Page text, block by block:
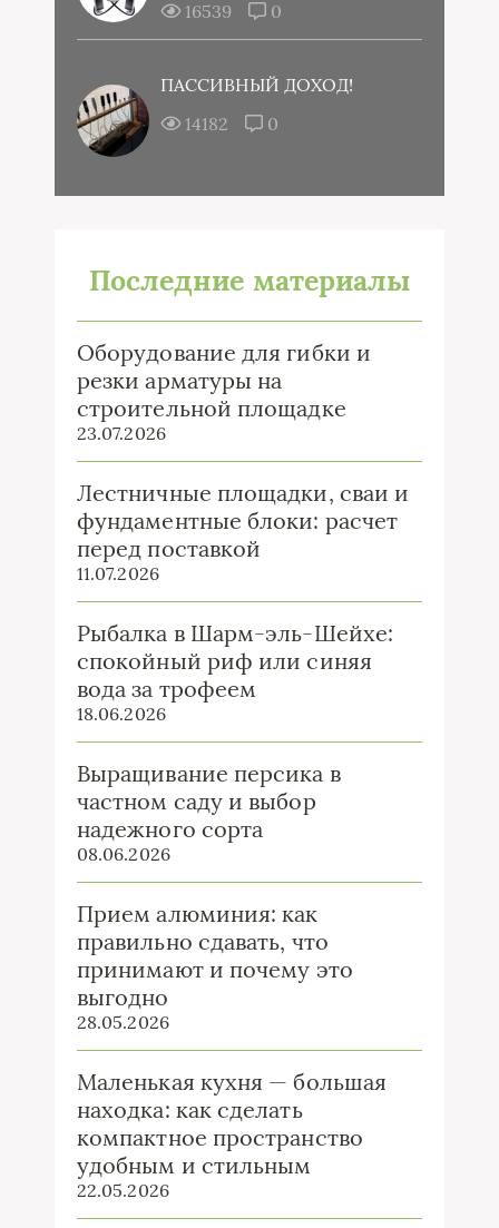
16539 0
ПАССИВНЫЙ ДОХОД!
14182
0
Последние материалы
Оборудование для гибки и
резки арматуры на
строительной площадке
23.07.2026
Лестничные площадки, сваи и
фундаментные блоки: расчет
перед поставкой
11.07.2026
Рыбалка в Шарм-эль-Шейхе:
спокойный риф или синяя
вода за трофеем
18.06.2026
Выращивание персика в
частном саду и выбор
надежного сорта
08.06.2026
Прием алюминия: как
правильно сдавать, что
принимают и почему это
выгодно
28.05.2026
Маленькая кухня — большая
находка: как сделать
компактное пространство
удобным и стильным
22.05.2026